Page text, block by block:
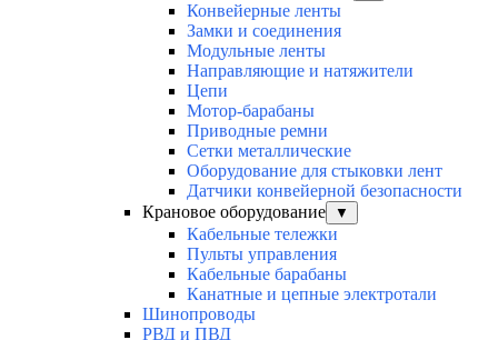
Конвейерные ленты
Замки и соединения
Модульные ленты
Направляющие и натяжители
Цепи
Мотор-барабаны
Приводные ремни
Сетки металлические
Оборудование для стыковки лент
Датчики конвейерной безопасности
Крановое оборудование
▼
Кабельные тележки
Пульты управления
Кабельные барабаны
Канатные и цепные электротали
Шинопроводы
РВД и ПВД